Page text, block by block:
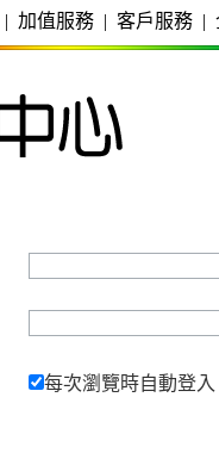
| 加值服務 | 客戶服務 |
每次瀏覽時自動登入